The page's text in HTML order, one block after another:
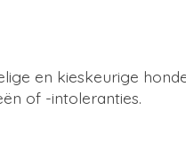
en kieskeurige
of -intoleranties.